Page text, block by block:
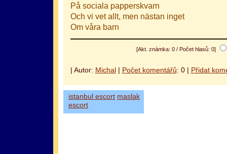
På sociala papperskvarn
Och vi vet allt, men nästan inget
Om våra barn
[Akt. známka: 0 / Počet hlasů: 0]
| Autor: Michal| Počet komentářů: 0 | Přidat
istanbul escort maslak
escort